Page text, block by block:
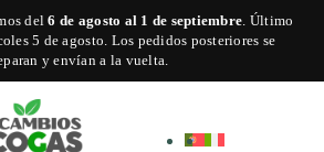
del6 de agosto al 1 de septiembre. Último
5 de agosto. Los pedidos posteriores se
y envían a la vuelta.